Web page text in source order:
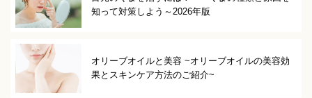
知って対策しよう～2026年版
オリーブオイルと美容 ~オリーブオイルの美容効
果とスキンケア方法のご紹介~